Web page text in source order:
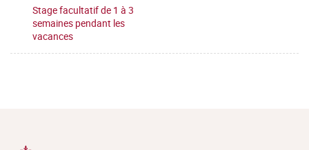
Stage facultatif de 1 à 3
semaines pendant les
vacances